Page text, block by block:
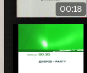
00:18